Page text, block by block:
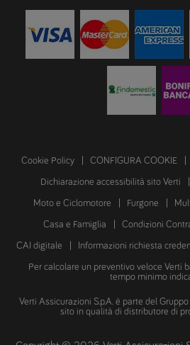
Cookie Policy CONFIGURA COOKIE
Dichiarazione accessibilità sito Verti
Moto e Ciclomotore Furgone
Casa e Famiglia Condizioni
CAI digitale Informazioni richiesta
Per calcolare un preventivo veloce Verti
tempo minimo
Verti Assicurazioni S.p.A. è parte del
sito in qualità di distributore di